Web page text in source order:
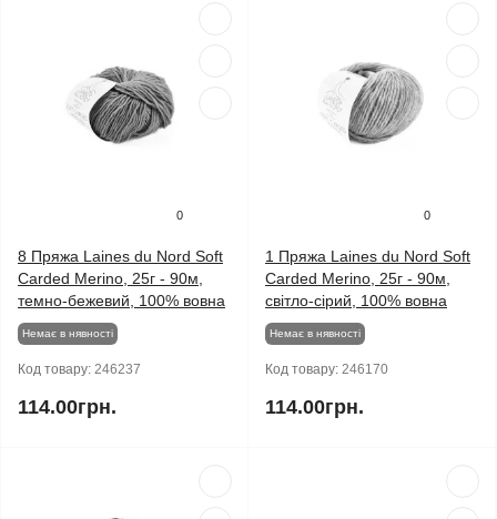
0
8 Пряжа Laines du Nord Soft
Carded Merino, 25г - 90м,
темно-бежевий, 100% вовна
Немає в нявності
Код товару: 246237
114.00грн.
0
1 Пряжа Laines du Nord Soft
Carded Merino, 25г - 90м,
світло-сірий, 100% вовна
Немає в нявності
Код товару: 246170
114.00грн.